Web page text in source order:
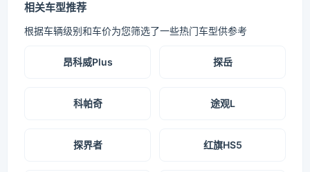
相关车型推荐
根据车辆级别和车价为您筛选了一些热门车型供参考
昂科威Plus 探岳
科帕奇 途观L
探界者 红旗HS5